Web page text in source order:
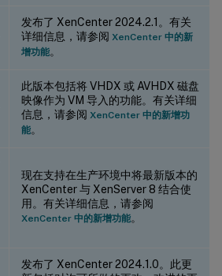
发布了 XenCenter 2024.2.1。有关
详细信息，请参阅 XenCenter 中的新
增功能。
此版本包括将 VHDX 或 AVHDX 磁盘
映像作为 VM 导入的功能。有关详细
信息，请参阅 XenCenter 中的新增功
能。
现在支持在生产环境中将最新版本的
XenCenter 与 XenServer 8 结合使
用。有关详细信息，请参阅
XenCenter 中的新增功能。
发布了 XenCenter 2024.1.0。此更